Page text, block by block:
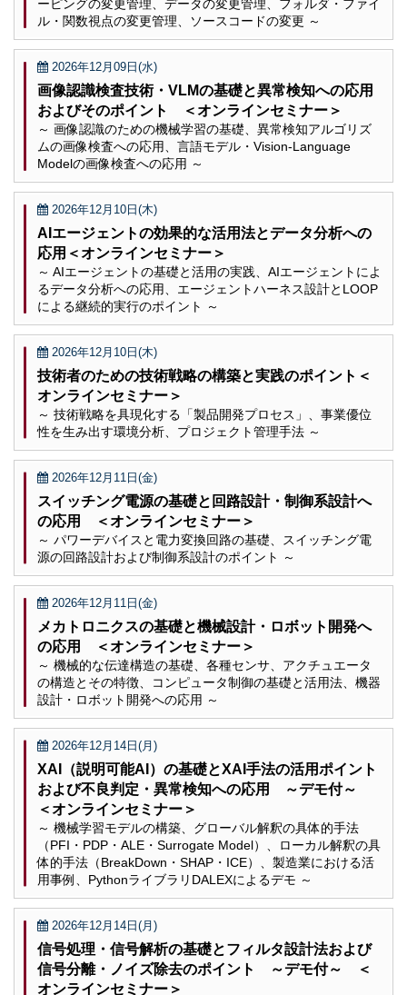
ーピングの変更管理、データの変更管理、フォルダ・ファイ
ル・関数視点の変更管理、ソースコードの変更 ～
2026年12月09日(水)
画像認識検査技術・VLMの基礎と異常検知への応用
およびそのポイント ＜オンラインセミナー＞
～ 画像認識のための機械学習の基礎、異常検知アルゴリズ
ムの画像検査への応用、言語モデル・Vision-Language
Modelの画像検査への応用 ～
2026年12月10日(木)
AIエージェントの効果的な活用法とデータ分析への
応用＜オンラインセミナー＞
～ AIエージェントの基礎と活用の実践、AIエージェントによ
るデータ分析への応用、エージェントハーネス設計とLOOP
による継続的実行のポイント ～
2026年12月10日(木)
技術者のための技術戦略の構築と実践のポイント＜
オンラインセミナー＞
～ 技術戦略を具現化する「製品開発プロセス」、事業優位
性を生み出す環境分析、プロジェクト管理手法 ～
2026年12月11日(金)
スイッチング電源の基礎と回路設計・制御系設計へ
の応用 ＜オンラインセミナー＞
～ パワーデバイスと電力変換回路の基礎、スイッチング電
源の回路設計および制御系設計のポイント ～
2026年12月11日(金)
メカトロニクスの基礎と機械設計・ロボット開発へ
の応用 ＜オンラインセミナー＞
～ 機械的な伝達構造の基礎、各種センサ、アクチュエータ
の構造とその特徴、コンピュータ制御の基礎と活用法、機器
設計・ロボット開発への応用 ～
2026年12月14日(月)
XAI（説明可能AI）の基礎とXAI手法の活用ポイント
および不良判定・異常検知への応用 ～デモ付～
＜オンラインセミナー＞
～ 機械学習モデルの構築、グローバル解釈の具体的手法
（PFI・PDP・ALE・Surrogate Model）、ローカル解釈の具
体的手法（BreakDown・SHAP・ICE）、製造業における活
用事例、PythonライブラリDALEXによるデモ ～
2026年12月14日(月)
信号処理・信号解析の基礎とフィルタ設計法および
信号分離・ノイズ除去のポイント ～デモ付～ ＜
オンラインセミナー＞